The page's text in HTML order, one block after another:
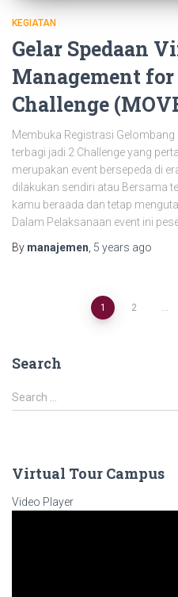
KEGIATAN
Gelar Spedaan
Management
Challenge
Membuka Registrasi Gelombang
terbagi jadi 2 Challenge yang
merupakan event bersepeda di
dilakukan sendiri atau Bersama
kamu beraada dan tetap
Dalam Pelaksanaan event ini
By manajemen, 5 years ago
1 2 …
Search
Search …
Virtual Tour Campus
Video Player